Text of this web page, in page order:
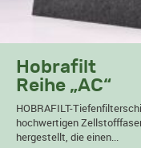
Hobrafilt
Reihe „AC“
HOBRAFILT-
hochwertigen
hergestellt, die einen...